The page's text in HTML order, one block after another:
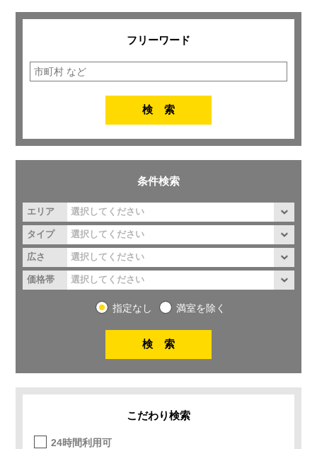
フリーワード
条件検索
エリア
タイプ
広さ
価格帯
指定なし 満室を除く
こだわり検索
24時間利用可